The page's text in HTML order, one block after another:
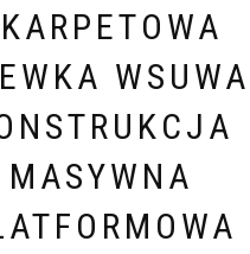
MASYWNA